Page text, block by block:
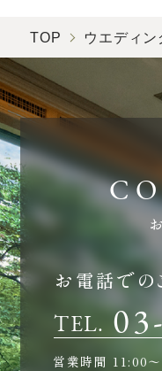
TOP ウエディン
お電話での
TEL.
営業時間 11:00